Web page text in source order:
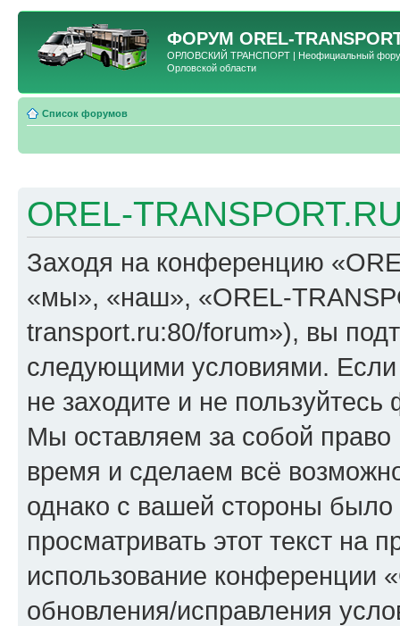
ФОРУМ OREL-
ОРЛОВСКИЙ ТРАНСПОРТ | Неофициальный форум
Орловской области
Список форумов
OREL-
Заходя на конференцию
«мы», «наш», «OREL-
transport.ru:80/forum»), вы
следующими условиями.
не заходите и не
Мы оставляем за собой
время и сделаем всё
однако с вашей стороны
просматривать этот текст на
использование конференции
обновления/исправления